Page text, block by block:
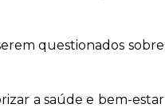
questionados sobre
a saúde e bem-estar